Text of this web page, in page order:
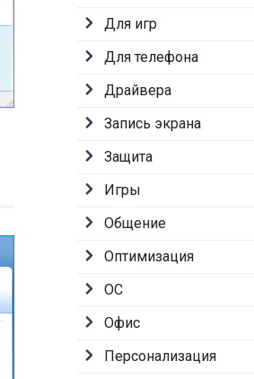
Для игр
Для телефона
Драйвера
Запись экрана
Защита
Игры
Общение
Оптимизация
ОС
Офис
Персонализация